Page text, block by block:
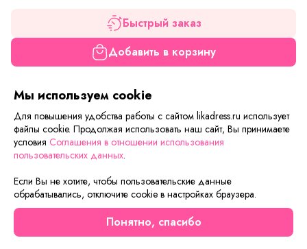
Быстрый заказ
Добавить в корзину
Если вам нужна только эта модель, можете
воспользоваться функцией «Быстрый заказ».
Заполните форму, и через короткое время вам
перезвонит менеджер. Он уточнит все условия заказа,
ответит на вопросы, а также подскажет о вариантах
Характеристики товараОтзывы
Мы используем cookie
Для повышения удобства работы с сайтом likadress.ru использует
файлы cookie. Продолжая использовать наш сайт, Вы принимаете
условия Соглашения в отношении использования
пользовательских данных.
Если Вы не хотите, чтобы пользовательские данные
обрабатывались, отключите cookie в настройках браузера.
Понятно, спасибо